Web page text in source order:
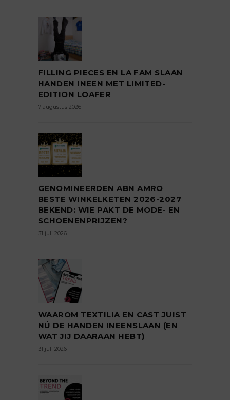
FILLING PIECES EN LA FAM SLAAN
HANDEN INEEN MET LIMITED-
EDITION LOAFER
7 augustus 2026
GENOMINEERDEN ABN AMRO
BESTE WINKELKETEN 2026-2027
BEKEND: WIE PAKT DE MODE- EN
SCHOENENPRIJZEN?
31 juli 2026
WAAROM TEXTILIA EN CAST JUIST
NÚ DE HANDEN INEENSLAAN (EN
WAT JIJ DAARAAN HEBT)
31 juli 2026